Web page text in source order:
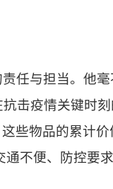
任与担当。他毫
击疫情关键时
些物品的累计价
通不便、防控要